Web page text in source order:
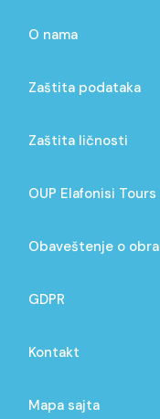
O nama
Zaštita podataka
Zaštita ličnosti
OUP Elafonisi Tours
Obaveštenje o
GDPR
Kontakt
Mapa sajta